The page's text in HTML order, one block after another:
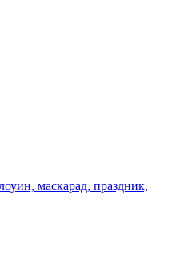
маскарад, праздник,